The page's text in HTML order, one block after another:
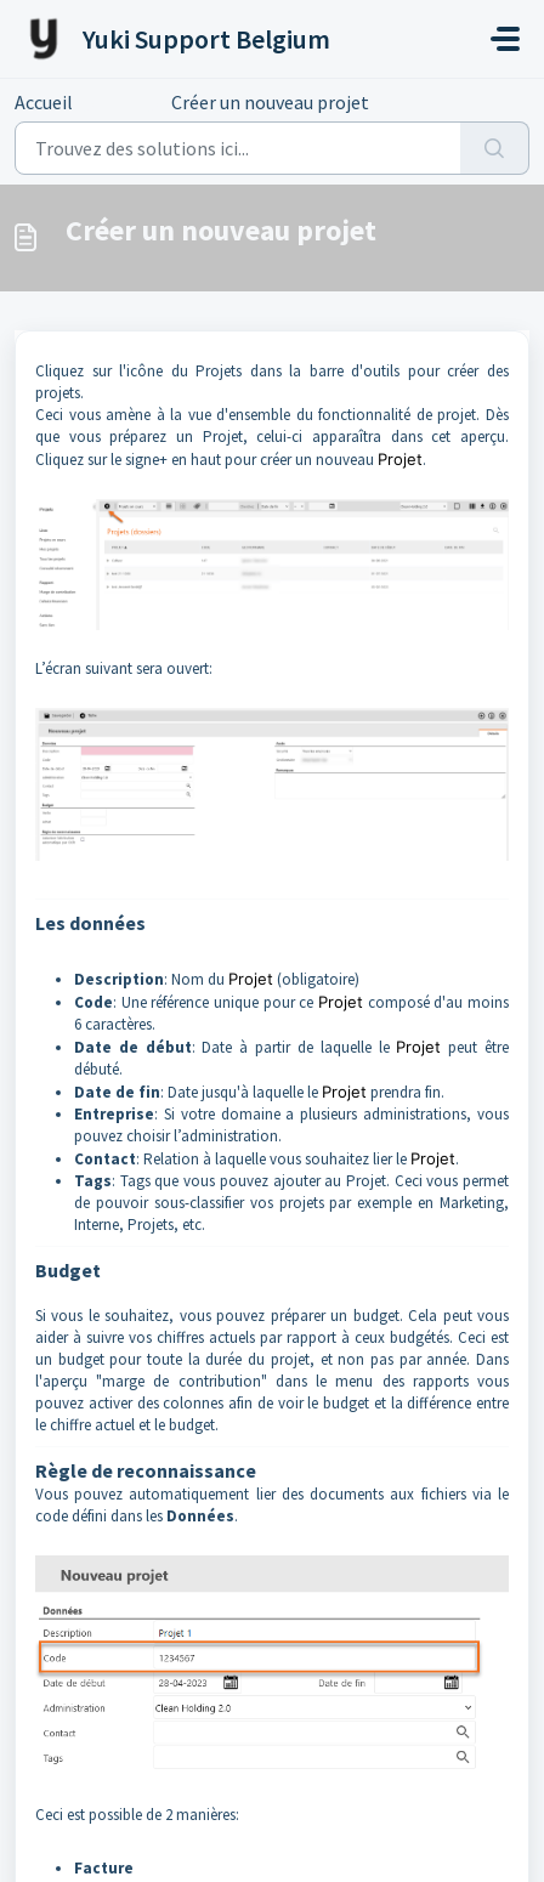
Yuki Support Belgium
Accueil Créer un nouveau projet
Créer un nouveau projet
Cliquez sur l'icône du Projets dans la barre d'outils pour créer des
projets.
Ceci vous amène à la vue d'ensemble du fonctionnalité de projet. Dès
que vous préparez un Projet, celui-ci apparaîtra dans cet aperçu.
Cliquez sur le signe+ en haut pour créer un nouveau Projet.
L’écran suivant sera ouvert:
Les données
Description: Nom du Projet (obligatoire)
Code: Une référence unique pour ce Projet composé d'au moins
6 caractères.
Date de début: Date à partir de laquelle le Projet peut être
débuté.
Date de fin: Date jusqu'à laquelle le Projet prendra fin.
Entreprise: Si votre domaine a plusieurs administrations, vous
pouvez choisir l’administration.
Contact: Relation à laquelle vous souhaitez lier le Projet.
Tags: Tags que vous pouvez ajouter au Projet. Ceci vous permet
de pouvoir sous-classifier vos projets par exemple en Marketing,
Interne, Projets, etc.
Budget
Si vous le souhaitez, vous pouvez préparer un budget. Cela peut vous
aider à suivre vos chiffres actuels par rapport à ceux budgétés. Ceci est
un budget pour toute la durée du projet, et non pas par année. Dans
l'aperçu "marge de contribution" dans le menu des rapports vous
pouvez activer des colonnes afin de voir le budget et la différence entre
le chiffre actuel et le budget.
Règle de reconnaissance
Vous pouvez automatiquement lier des documents aux fichiers via le
code défini dans les Données.
Ceci est possible de 2 manières:
Facture